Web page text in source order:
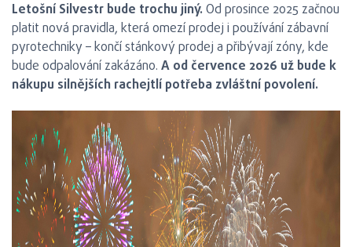
Letošní Silvestr bude trochu jiný.Od prosince 2025 začnou
platit nová pravidla, která omezí prodej i používání zábavní
pyrotechniky – končí stánkový prodej a přibývají zóny, kde
bude odpalování zakázáno. A od července 2026 už bude k
nákupu silnějších rachejtlí potřeba zvláštní povolení.